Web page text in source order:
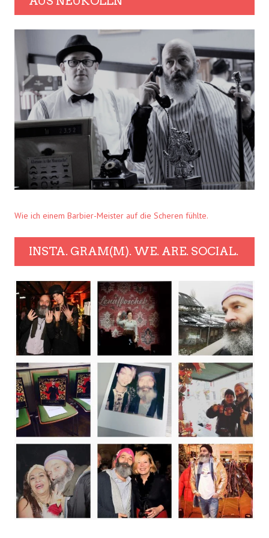
Wie ich einem Barbier-Meister auf die Scheren fühlte.
INSTA. GRAM(M). WE. ARE. SOCIAL.